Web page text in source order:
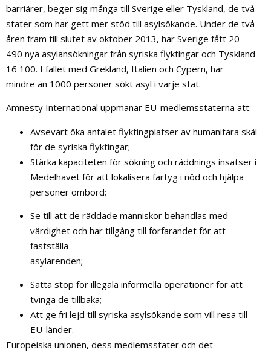
barriärer, beger sig många till Sverige eller Tyskland, de två
stater som har gett mer stöd till asylsökande. Under de två
åren fram till slutet av oktober 2013, har Sverige fått 20
490 nya asylansökningar från syriska flyktingar och Tyskland
16 100. I fallet med Grekland, Italien och Cypern, har
mindre än 1000 personer sökt asyl i varje stat.
Amnesty International uppmanar EU-medlemsstaterna att:
Avsevärt öka antalet flyktingplatser av humanitära skäl
för de syriska flyktingar;
Stärka kapaciteten för sökning och räddnings insatser i
Medelhavet för att lokalisera fartyg i nöd och hjälpa
personer ombord;
Se till att de räddade människor behandlas med
värdighet och har tillgång till förfarandet för att
fastställa
asylärenden;
Sätta stop för illegala informella operationer för att
tvinga de tillbaka;
Att ge fri lejd till syriska asylsökande som vill resa till
EU-länder.
Europeiska unionen, dess medlemsstater och det